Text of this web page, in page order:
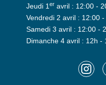
Jeudi 1eravril : 12:00 -
Vendredi 2 avril : 12:00
Samedi 3 avril : 12:00 -
Dimanche 4 avril : 12h -